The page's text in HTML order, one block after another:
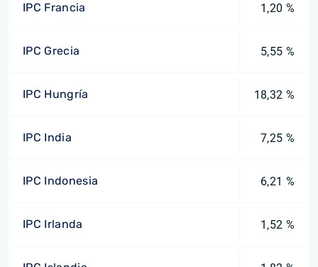
IPC Francia 1,20 %
IPC Grecia 5,55 %
IPC Hungría 18,32 %
IPC India 7,25 %
IPC Indonesia 6,21 %
IPC Irlanda 1,52 %